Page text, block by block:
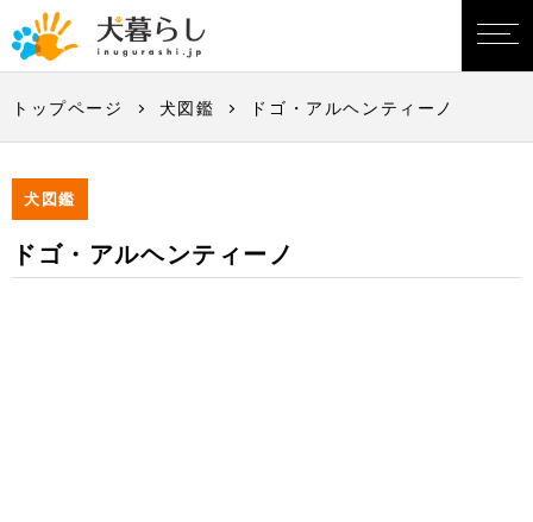
トップページ 犬図鑑 ドゴ・アルヘンティーノ
犬図鑑
ドゴ・アルヘンティーノ